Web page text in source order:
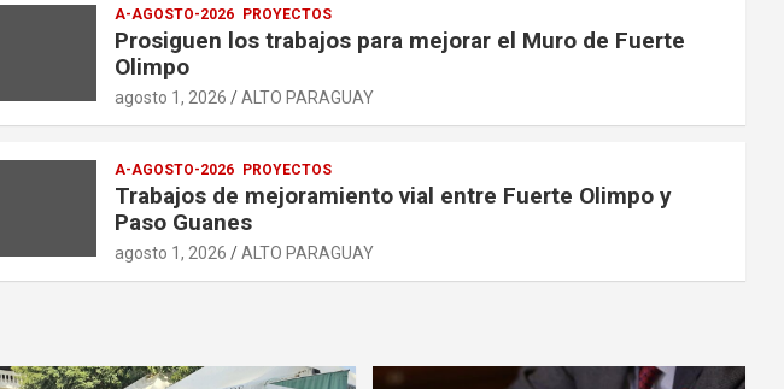
A-AGOSTO-2026 PROYECTOS
Prosiguen los trabajos para mejorar el Muro de Fuerte
Olimpo
agosto 1, 2026 ALTO PARAGUAY
A-AGOSTO-2026 PROYECTOS
Trabajos de mejoramiento vial entre Fuerte Olimpo y
Paso Guanes
agosto 1, 2026 ALTO PARAGUAY